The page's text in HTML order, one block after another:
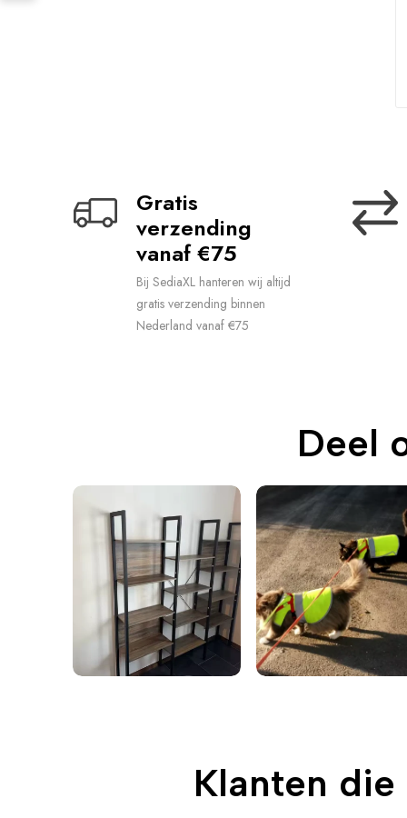
Gratis
verzending
vanaf €75
Bij SediaXL hanteren wij altijd
gratis verzending binnen
Nederland vanaf €75
Deel
Klanten